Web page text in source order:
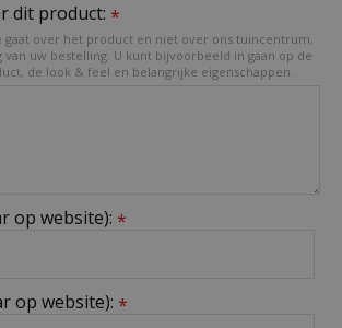
dit product: *
gaat over het product en niet over ons tuincentrum,
uw bestelling. U kunt bijvoorbeeld in gaan op de
de look & feel en belangrijke eigenschappen.
op website): *
op website): *